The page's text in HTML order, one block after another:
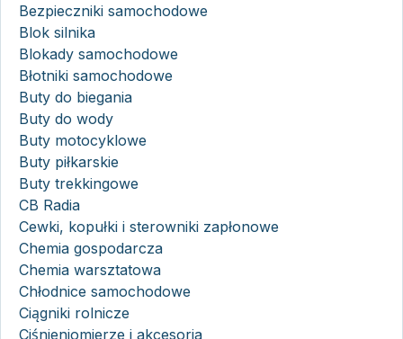
Bezpieczniki samochodowe
Blok silnika
Blokady samochodowe
Błotniki samochodowe
Buty do biegania
Buty do wody
Buty motocyklowe
Buty piłkarskie
Buty trekkingowe
CB Radia
Cewki, kopułki i sterowniki zapłonowe
Chemia gospodarcza
Chemia warsztatowa
Chłodnice samochodowe
Ciągniki rolnicze
Ciśnieniomierze i akcesoria